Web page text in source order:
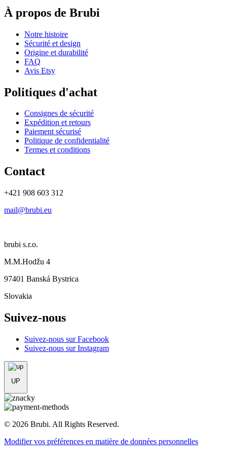
À propos de Brubi
Notre histoire
Sécurité et design
Origine et durabilité
FAQ
Avis Etsy
Politiques d'achat
Consignes de sécurité
Expédition et retours
Paiement sécurisé
Politique de confidentialité
Termes et conditions
Contact
+421 908 603 312
mail@brubi.eu
brubi s.r.o.
M.M.Hodžu 4
97401 Banská Bystrica
Slovakia
Suivez-nous
Suivez-nous sur Facebook
Suivez-nous sur Instagram
UP
© 2026 Brubi. All Rights Reserved.
Modifier vos préférences en matière de données personnelles